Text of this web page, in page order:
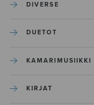
DIVERSE
DUETOT
KAMARIMUSIIKKI
KIRJAT